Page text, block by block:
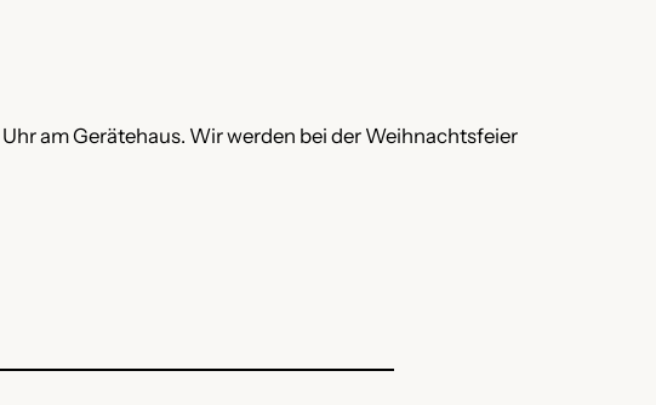
am Gerätehaus. Wir werden bei der Weihnachtsfeier